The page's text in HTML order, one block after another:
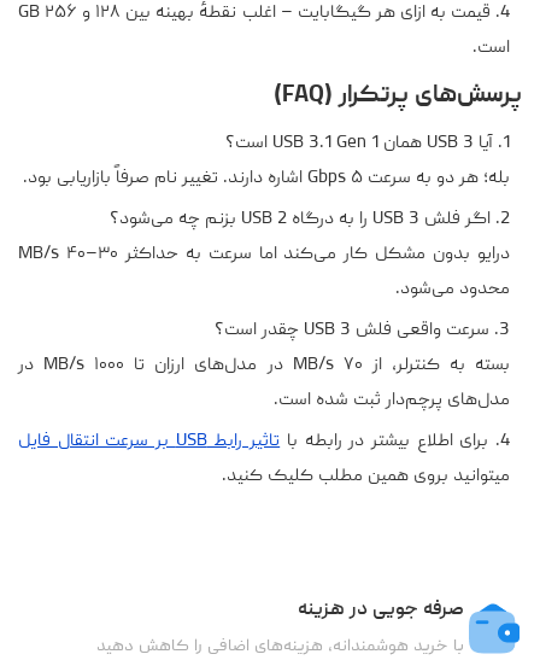
قیمت به ازای هر گیگابایت – اغلب نقطهٔ بهینه بین ۱۲۸ و ۲۵۶ GB
است.
پرسش‌های پرتکرار (FAQ)
آیا USB 3 همان USB 3.1 Gen 1 است؟
بله؛ هر دو به سرعت ۵ Gbps اشاره دارند. تغییر نام صرفاً بازاریابی بود.
اگر فلش USB 3 را به درگاه USB 2 بزنم چه می‌شود؟
درایو بدون مشکل کار می‌کند اما سرعت به حداکثر ۳۰–۴۰ MB/s
محدود می‌شود.
سرعت واقعی فلش USB 3 چقدر است؟
بسته به کنترلر، از ۷۰ MB/s در مدل‌های ارزان تا ۱۰۰۰ MB/s در
مدل‌های پرچم‌دار ثبت شده است.
برای اطلاع بیشتر در رابطه باتاثیر رابط USB بر سرعت انتقال فایل
میتوانید بروی همین مطلب کلیک کنید.
صرفه جویی در هزینه
با خرید هوشمندانه، هزینه‌های اضافی را کاهش دهید